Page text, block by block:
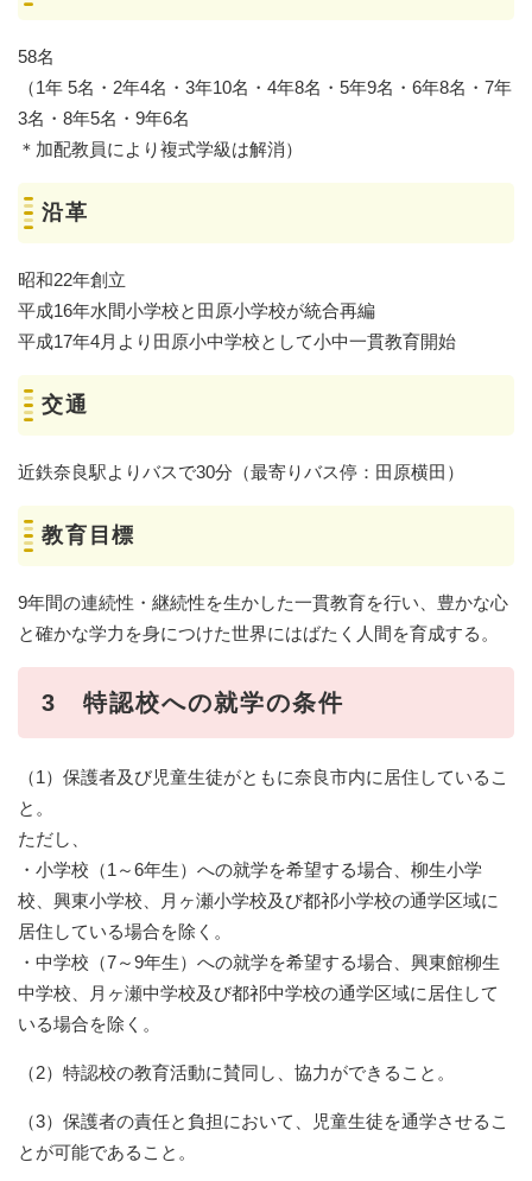
58名
（1年 5名・2年4名・3年10名・4年8名・5年9名・6年8名・7年
3名・8年5名・9年6名
＊加配教員により複式学級は解消）
沿革
昭和22年創立
平成16年水間小学校と田原小学校が統合再編
平成17年4月より田原小中学校として小中一貫教育開始
交通
近鉄奈良駅よりバスで30分（最寄りバス停：田原横田）
教育目標
9年間の連続性・継続性を生かした一貫教育を行い、豊かな心
と確かな学力を身につけた世界にはばたく人間を育成する。
3 特認校への就学の条件
（1）保護者及び児童生徒がともに奈良市内に居住しているこ
と。
ただし、
・小学校（1～6年生）への就学を希望する場合、柳生小学
校、興東小学校、月ヶ瀬小学校及び都祁小学校の通学区域に
居住している場合を除く。
・中学校（7～9年生）への就学を希望する場合、興東館柳生
中学校、月ヶ瀬中学校及び都祁中学校の通学区域に居住して
いる場合を除く。
（2）特認校の教育活動に賛同し、協力ができること。
（3）保護者の責任と負担において、児童生徒を通学させるこ
とが可能であること。